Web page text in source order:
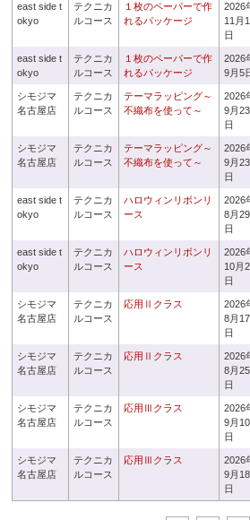
east side t
okyo
テクニカ
ルコース
１枚のペーパーで作
れるパッケージ
2026
11月
日
east side t
okyo
テクニカ
ルコース
１枚のペーパーで作
れるパッケージ
2026
9月5
シモジマ
名古屋店
テクニカ
ルコース
テーマラッピング～
不織布を使って～
2026
9月23
日
シモジマ
名古屋店
テクニカ
ルコース
テーマラッピング～
不織布を使って～
2026
9月23
日
east side t
okyo
テクニカ
ルコース
ハロウィンリボンリ
ース
2026
8月29
日
east side t
okyo
テクニカ
ルコース
ハロウィンリボンリ
ース
2026
10月2
日
シモジマ
名古屋店
テクニカ
ルコース
応用Ⅱクラス
2026
8月17
日
シモジマ
名古屋店
テクニカ
ルコース
応用Ⅱクラス
2026
8月25
日
シモジマ
名古屋店
テクニカ
ルコース
応用Ⅲクラス
2026
9月10
日
シモジマ
名古屋店
テクニカ
ルコース
応用Ⅲクラス
2026
9月18
日